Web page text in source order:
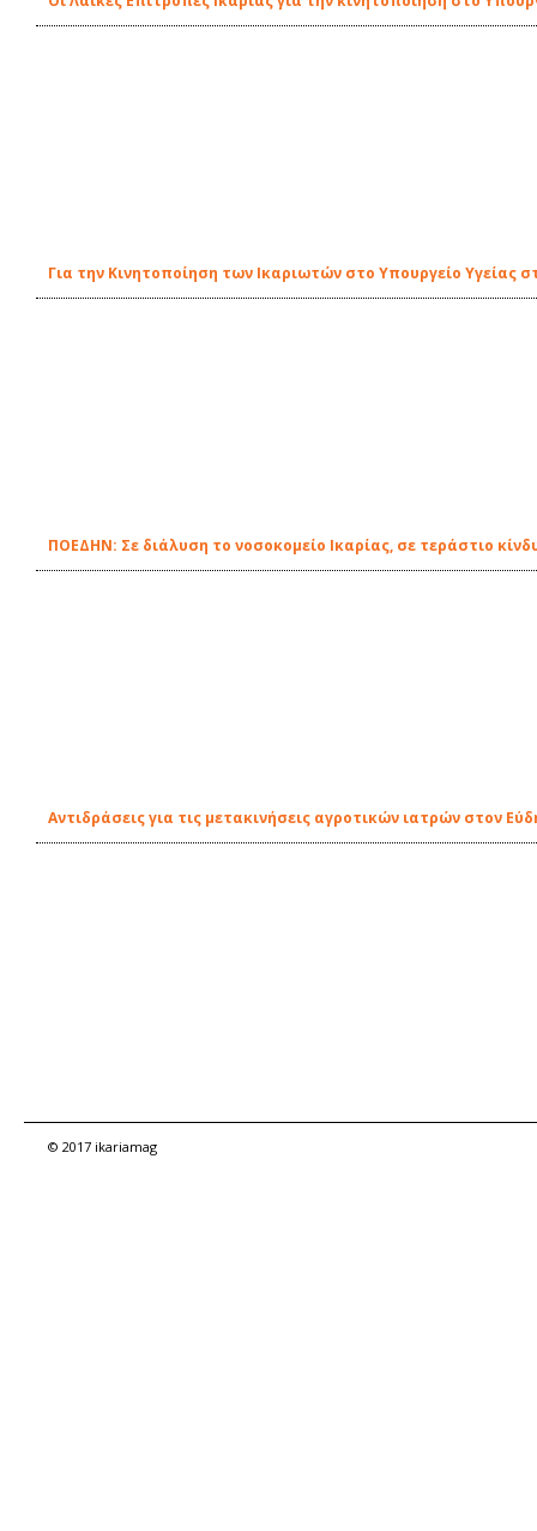
Για την Κινητοποίηση των Ικαριωτών στο Υπουργείο Υγείας
ΠΟΕΔΗΝ: Σε διάλυση το νοσοκομείο Ικαρίας, σε τεράστιο
Αντιδράσεις για τις μετακινήσεις αγροτικών ιατρών στον
© 2017 ikariamag